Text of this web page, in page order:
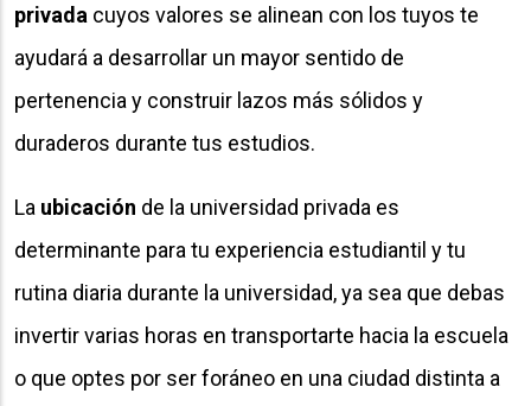
privada cuyos valores se alinean con los tuyos te
ayudará a desarrollar un mayor sentido de
pertenencia y construir lazos más sólidos y
duraderos durante tus estudios.
La ubicación de la universidad privada es
determinante para tu experiencia estudiantil y tu
rutina diaria durante la universidad, ya sea que debas
invertir varias horas en transportarte hacia la escuela
o que optes por ser foráneo en una ciudad distinta a